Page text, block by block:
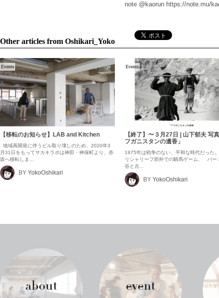
note @kaorun https://note.mu/
Other articles from Oshikari_Yoko
Events
【移転のお知らせ】LAB and Kitchen
地域再開発に伴うビル取り壊しのため、2020年3
月31日をもってサカキラボは神田・神保町より、赤
坂へ移転しま...
BY YokoOshikari
Events
【終了】〜３月27日 | 山下郁夫 写
フガニスタンの遺香」
1975年は戦争のない、平和な時代だった
リシャリーフ郊外での騎馬ゲーム、 バー
谷と古...
BY YokoOshikari